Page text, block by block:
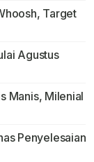
Target
Agustus
Manis, Milenial
Penyelesaian